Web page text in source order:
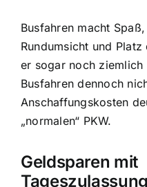
Busfahren macht
Rundumsicht und
er sogar noch
Busfahren dennoch
Anschaffungskosten
„normalen“ PKW.
Geldsparen mit